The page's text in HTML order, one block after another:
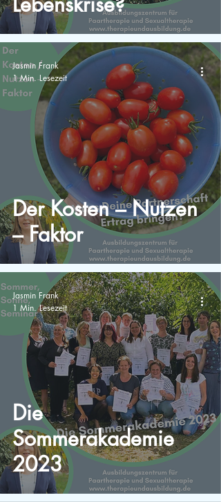
Der Kosten – Nutzen
– Faktor
Jasmin Frank
1 Min. Lesezeit
Die
Sommerakademie
2023
Jasmin Frank
1 Min. Lesezeit